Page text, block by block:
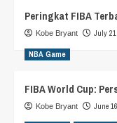
Peringkat FIBA
Kobe Bryant July
NBA Game
FIBA World Cup:
Kobe Bryant June